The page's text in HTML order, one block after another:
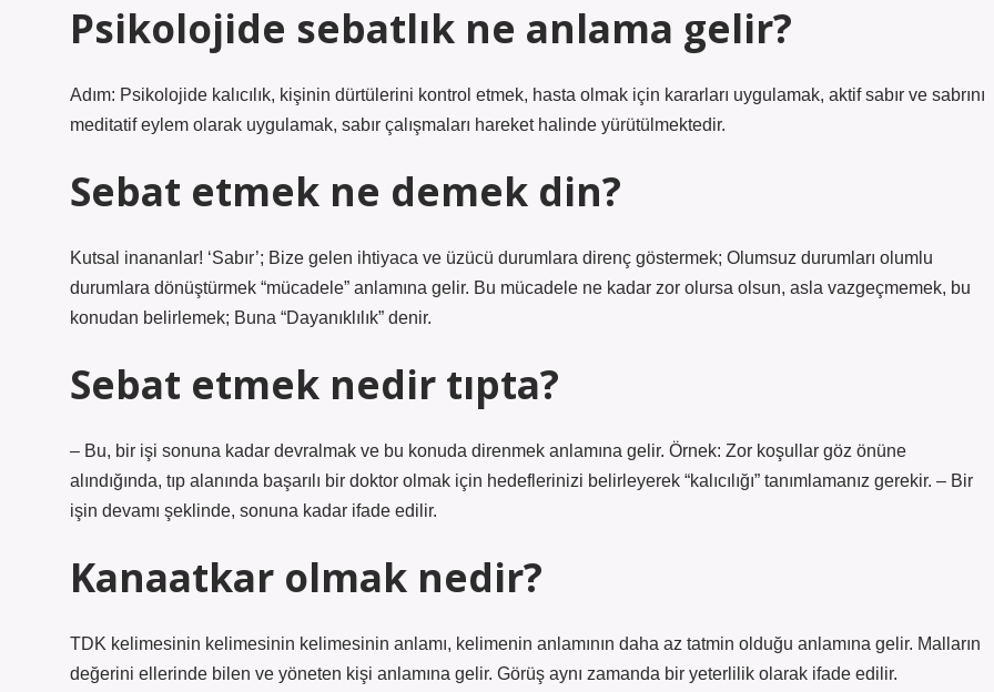
Psikolojide sebatlık ne anlama gelir?
Adım: Psikolojide kalıcılık, kişinin dürtülerini kontrol etmek, hasta olmak için kararları uygulamak, aktif sabır ve sabrını
meditatif eylem olarak uygulamak, sabır çalışmaları hareket halinde yürütülmektedir.
Sebat etmek ne demek din?
Kutsal inananlar! ‘Sabır’; Bize gelen ihtiyaca ve üzücü durumlara direnç göstermek; Olumsuz durumları olumlu
durumlara dönüştürmek “mücadele” anlamına gelir. Bu mücadele ne kadar zor olursa olsun, asla vazgeçmemek, bu
konudan belirlemek; Buna “Dayanıklılık” denir.
Sebat etmek nedir tıpta?
– Bu, bir işi sonuna kadar devralmak ve bu konuda direnmek anlamına gelir. Örnek: Zor koşullar göz önüne
alındığında, tıp alanında başarılı bir doktor olmak için hedeflerinizi belirleyerek “kalıcılığı” tanımlamanız gerekir. – Bir
işin devamı şeklinde, sonuna kadar ifade edilir.
Kanaatkar olmak nedir?
TDK kelimesinin kelimesinin kelimesinin anlamı, kelimenin anlamının daha az tatmin olduğu anlamına gelir. Malların
değerini ellerinde bilen ve yöneten kişi anlamına gelir. Görüş aynı zamanda bir yeterlilik olarak ifade edilir.